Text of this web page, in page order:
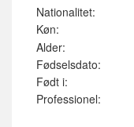
Nationalitet:
Køn:
Alder:
Fødselsdato:
Født i:
Professionel: